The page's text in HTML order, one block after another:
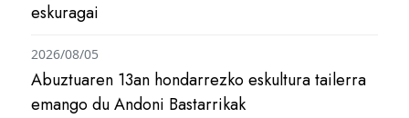
eskuragai
Abuztuaren 13an hondarrezko eskultura tailerra
emango du Andoni Bastarrikak
2026/08/05